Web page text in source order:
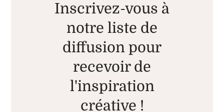
Inscrivez-vous à
notre liste de
diffusion pour
recevoir de
l'inspiration
créative !